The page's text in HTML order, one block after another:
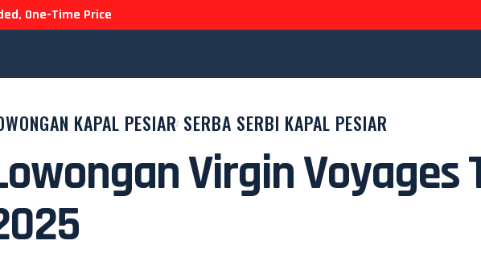
One-Time Price
KAPAL PESIAR SERBA SERBI KAPAL PESIAR
Virgin Voyages